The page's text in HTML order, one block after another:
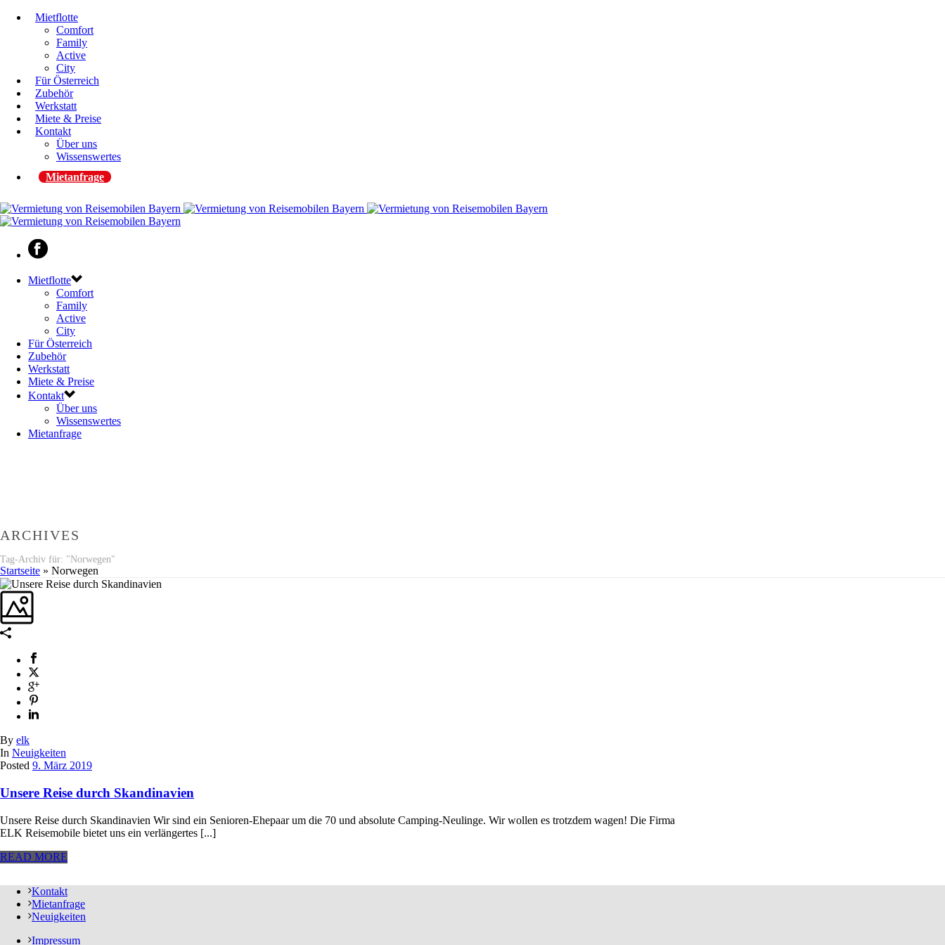
Mietflotte
Comfort
Family
Active
City
Für Österreich
Zubehör
Werkstatt
Miete & Preise
Kontakt
Über uns
Wissenswertes
Mietanfrage
Mietflotte
Comfort
Family
Active
City
Für Österreich
Zubehör
Werkstatt
Miete & Preise
Kontakt
Über uns
Wissenswertes
Mietanfrage
ARCHIVES
Tag-Archiv für: "Norwegen"
Startseite » Norwegen
By elk
In Neuigkeiten
Posted 9. März 2019
Unsere Reise durch Skandinavien
Unsere Reise durch Skandinavien Wir sind ein Senioren-Ehepaar um die 70 und absolute Camping-Neulinge. Wir wollen es trotzdem wagen! Die Firma
ELK Reisemobile bietet uns ein verlängertes [...]
READ MORE
Kontakt
Mietanfrage
Neuigkeiten
Impressum